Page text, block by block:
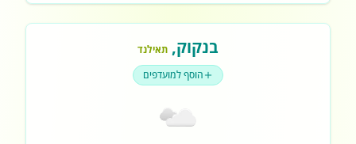
בנקוק, תאילנד
הוסף למועדפים